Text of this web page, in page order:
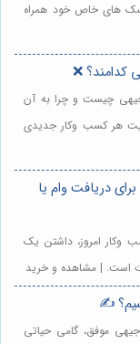
های خاص خود همراه
کدامند؟ ❌
چیست و چرا به آن
هر کسب وکار جدیدی
دریافت وام یا
وکار امروز، داشتن یک
است. | مشاهده و خرید
✍️
موفق، گامی حیاتی